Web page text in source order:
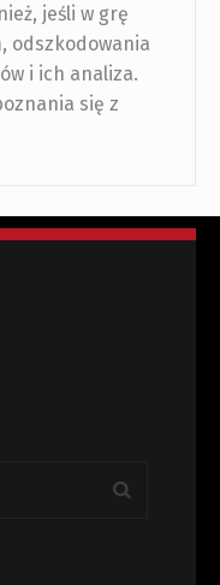
jeśli w grę
odszkodowania
i ich analiza.
się z